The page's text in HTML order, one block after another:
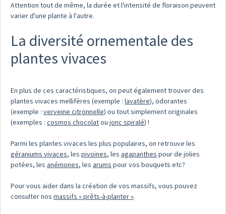
Attention tout de même, la durée et l'intensité de floraison peuvent
varier d'une plante à l'autre.
La diversité ornementale des
plantes vivaces
En plus de ces caractéristiques, on peut également trouver des
plantes vivaces mellifères (exemple : lavatère), odorantes
(exemple : verveine citronnelle) ou tout simplement originales
(exemples : cosmos chocolatou jonc spiralé) !
Parmi les plantes vivaces les plus populaires, on retrouve les
géraniums vivaces, les pivoines, les agapanthes pour de jolies
potées, les anémones, les arums pour vos bouquets etc?
Pour vous aider dans la création de vos massifs, vous pouvez
consulter nos massifs « prêts-à-planter ».